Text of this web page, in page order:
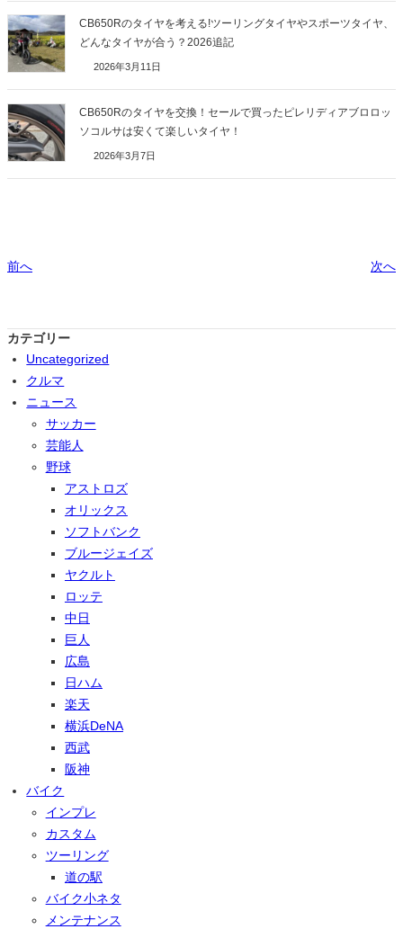
CB650Rのタイヤを考える!ツーリングタイヤやスポーツタイヤ、
どんなタイヤが合う？2026追記
2026年3月11日
CB650Rのタイヤを交換！セールで買ったピレリディアブロロッ
ソコルサは安くて楽しいタイヤ！
2026年3月7日
前へ 次へ
カテゴリー
Uncategorized
クルマ
ニュース
サッカー
芸能人
野球
アストロズ
オリックス
ソフトバンク
ブルージェイズ
ヤクルト
ロッテ
中日
巨人
広島
日ハム
楽天
横浜DeNA
西武
阪神
バイク
インプレ
カスタム
ツーリング
道の駅
バイク小ネタ
メンテナンス